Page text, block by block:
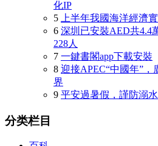
化IP
5
上半年我國海洋經濟
6 深圳已安裝AED共4.4
228人
7 一鍵書閣app下載安裝
8 迎接APEC“中國年”，
界
9 平安過暑假，謹防溺
分类栏目